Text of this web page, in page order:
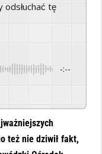
-:--
też nie dziwił fakt,